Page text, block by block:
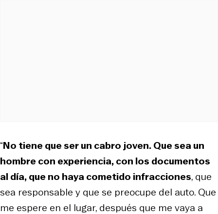
“No tiene que ser un cabro joven. Que sea un
hombre con experiencia, con los documentos
al día, que no haya cometido infracciones, que
sea responsable y que se preocupe del auto. Que
me espere en el lugar, después que me vaya a